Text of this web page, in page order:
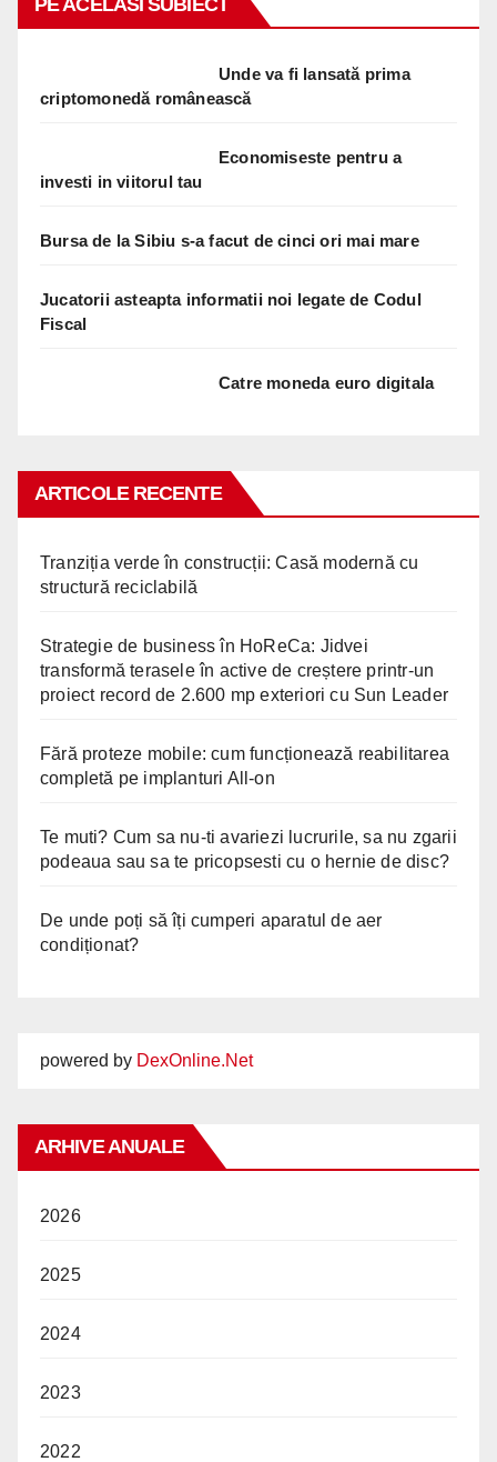
Unde va fi lansată prima
criptomonedă românească
Economiseste pentru a
investi in viitorul tau
Bursa de la Sibiu s-a facut de cinci ori mai mare
Jucatorii asteapta informatii noi legate de Codul
Fiscal
Catre moneda euro digitala
ARTICOLE RECENTE
Tranziția verde în construcții: Casă modernă cu
structură reciclabilă
Strategie de business în HoReCa: Jidvei
transformă terasele în active de creștere printr-un
proiect record de 2.600 mp exteriori cu Sun Leader
Fără proteze mobile: cum funcționează reabilitarea
completă pe implanturi All-on
Te muti? Cum sa nu-ti avariezi lucrurile, sa nu zgarii
podeaua sau sa te pricopsesti cu o hernie de disc?
De unde poți să îți cumperi aparatul de aer
condiționat?
powered by DexOnline.Net
ARHIVE ANUALE
2026
2025
2024
2023
2022